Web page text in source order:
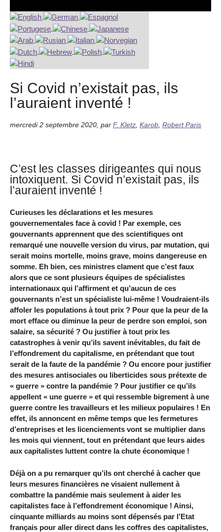
Si Covid n’existait pas, ils
l’auraient inventé !
mercredi 2 septembre 2020 par F. Kletz Karob Robert Paris
C’est les classes dirigeantes qui nous
intoxiquent. Si Covid n’existait pas, ils
l’auraient inventé !
Curieuses les déclarations et les mesures
gouvernementales face à covid ! Par exemple, ces
gouvernants apprennent que des scientifiques ont
remarqué une nouvelle version du virus, par mutation, qui
serait moins mortelle, moins grave, moins dangereuse en
somme. Eh bien, ces ministres clament que c’est faux
alors que ce sont plusieurs équipes de spécialistes
internationaux qui l’affirment et qu’aucun de ces
gouvernants n’est un spécialiste lui-même ! Voudraient-ils
affoler les populations à tout prix ? Pour que la peur de la
mort efface ou diminue la peur de perdre son emploi, son
salaire, sa sécurité ? Ou justifier à tout prix les
catastrophes à venir qu’ils savent inévitables, du fait de
l’effondrement du capitalisme, en prétendant que tout
serait de la faute de la pandémie ? Ou encore pour justifier
des mesures antisociales ou liberticides sous prétexte de
« guerre » contre la pandémie ? Pour justifier ce qu’ils
appellent « une guerre » et qui ressemble bigrement à une
guerre contre les travailleurs et les milieux populaires ! En
effet, ils annoncent en même temps que les fermetures
d’entreprises et les licenciements vont se multiplier dans
les mois qui viennent, tout en prétendant que leurs aides
aux capitalistes luttent contre la chute économique !
Déjà on a pu remarquer qu’ils ont cherché à cacher que
leurs mesures financières ne visaient nullement à
combattre la pandémie mais seulement à aider les
capitalistes face à l’effondrement économique ! Ainsi,
cinquante milliards au moins sont dépensés par l’Etat
français pour aller direct dans les coffres des capitalistes,